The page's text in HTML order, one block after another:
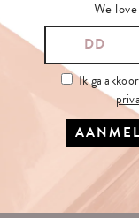
JE E-MAILADRES:
Ik ga akkoord met de
Kaart Blanche.
INSCHRIJVEN
We
Ik ga